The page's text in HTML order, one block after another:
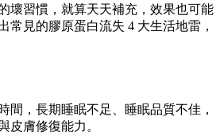
壞習慣，就算天天補充，效果也可能
常見的膠原蛋白流失 4 大生活地雷，
間，長期睡眠不足、睡眠品質不佳，
皮膚修復能力。